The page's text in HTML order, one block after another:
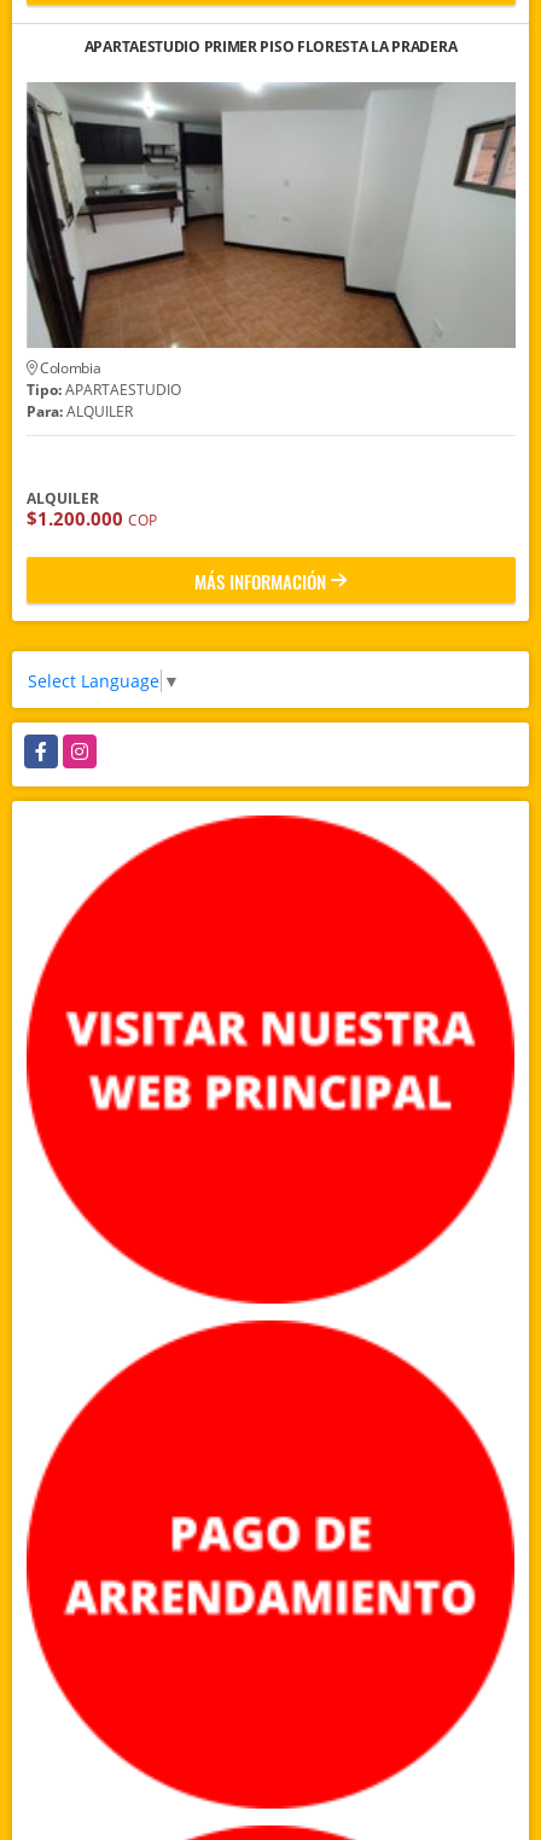
APARTAESTUDIO PRIMER PISO FLORESTA LA PRADERA
Colombia
Tipo:APARTAESTUDIO
Para:ALQUILER
ALQUILER
$1.200.000 COP
MÁS INFORMACIÓN
Select Language ▼
FacebookInstagram